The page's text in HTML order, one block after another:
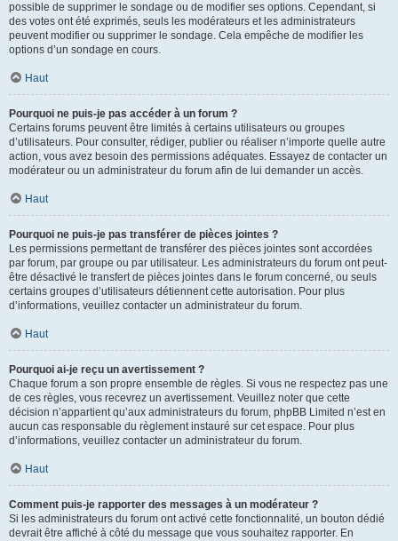
possible de supprimer le sondage ou de modifier ses options. Cependant, si
des votes ont été exprimés, seuls les modérateurs et les administrateurs
peuvent modifier ou supprimer le sondage. Cela empêche de modifier les
options d’un sondage en cours.
Haut
Pourquoi ne puis-je pas accéder à un forum ?
Certains forums peuvent être limités à certains utilisateurs ou groupes
d’utilisateurs. Pour consulter, rédiger, publier ou réaliser n’importe quelle autre
action, vous avez besoin des permissions adéquates. Essayez de contacter un
modérateur ou un administrateur du forum afin de lui demander un accès.
Haut
Pourquoi ne puis-je pas transférer de pièces jointes ?
Les permissions permettant de transférer des pièces jointes sont accordées
par forum, par groupe ou par utilisateur. Les administrateurs du forum ont peut-
être désactivé le transfert de pièces jointes dans le forum concerné, ou seuls
certains groupes d’utilisateurs détiennent cette autorisation. Pour plus
d’informations, veuillez contacter un administrateur du forum.
Haut
Pourquoi ai-je reçu un avertissement ?
Chaque forum a son propre ensemble de règles. Si vous ne respectez pas une
de ces règles, vous recevrez un avertissement. Veuillez noter que cette
décision n’appartient qu’aux administrateurs du forum, phpBB Limited n’est en
aucun cas responsable du règlement instauré sur cet espace. Pour plus
d’informations, veuillez contacter un administrateur du forum.
Haut
Comment puis-je rapporter des messages à un modérateur ?
Si les administrateurs du forum ont activé cette fonctionnalité, un bouton dédié
devrait être affiché à côté du message que vous souhaitez rapporter. En